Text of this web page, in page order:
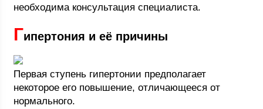
необходима консультация специалиста.
Гипертония и её причины
Первая ступень гипертонии предполагает
некоторое его повышение, отличающееся от
нормального.